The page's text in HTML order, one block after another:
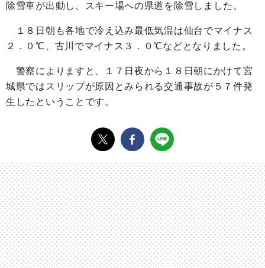
除雪車が出動し、スキー場への県道を除雪しました。
１８日朝も各地で冷え込み最低気温は仙台でマイナス
２．０℃、古川でマイナス３．０℃などとなりました。
警察によりますと、１７日夜から１８日朝にかけて宮
城県ではスリップが原因とみられる交通事故が５７件発
生したということです。